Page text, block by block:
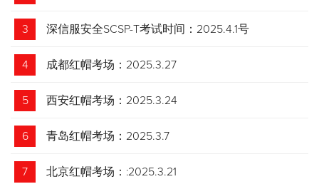
3 深信服安全SCSP-T考试时间：2025.4.1号
4 成都红帽考场：2025.3.27
5 西安红帽考场：2025.3.24
6 青岛红帽考场：2025.3.7
7 北京红帽考场：:2025.3.21